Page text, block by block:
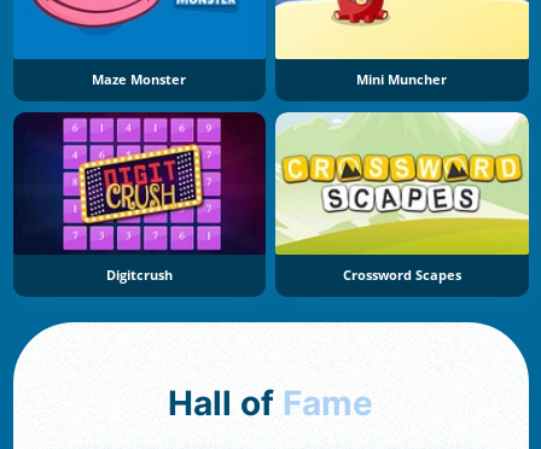
Maze Monster Mini Muncher
Digitcrush Crossword Scapes
Hall of Fame